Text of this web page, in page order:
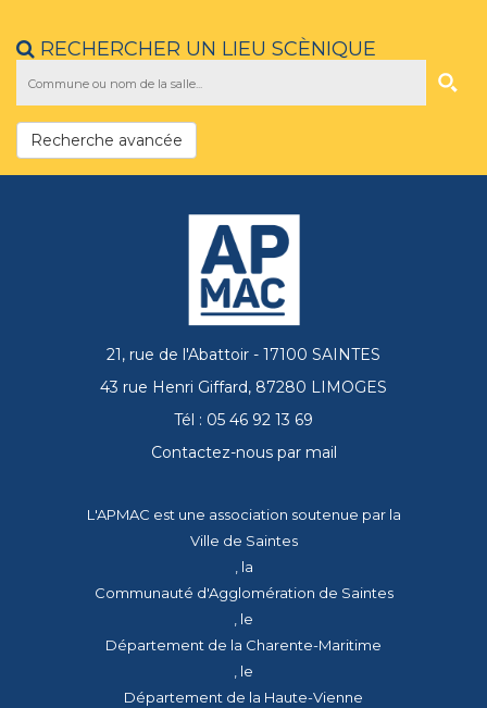
RECHERCHER UN LIEU SCÈNIQUE
Recherche avancée
21, rue de l'Abattoir - 17100 SAINTES
43 rue Henri Giffard, 87280 LIMOGES
Tél : 05 46 92 13 69
Contactez-nous par mail
L'APMAC est une association soutenue par la
Ville de Saintes
, la
Communauté d'Agglomération de Saintes
, le
Département de la Charente-Maritime
, le
Département de la Haute-Vienne